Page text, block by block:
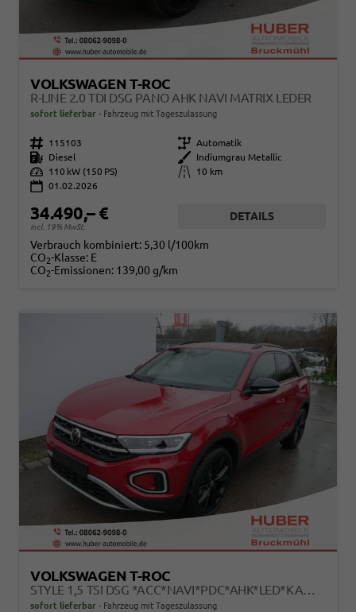
VOLKSWAGEN T-ROC
R-LINE 2.0 TDI DSG PANO AHK NAVI MATRIX LEDER
sofort lieferbar Fahrzeug mit Tageszulassung
Fahrzeugnr. 115103 Getriebe Automatik
Kraftstoff
Diesel Außenfarbe
Indiumgrau Metallic
Leistung
110 kW (150 PS) Kilometerstand
10 km
01.02.2026
34.490,– €
incl. 19% MwSt.
DETAILS
Verbrauch kombiniert: 5,30 l/100km
CO2-Klasse: E
CO2-Emissionen: 139,00 g/km
VOLKSWAGEN T-ROC
STYLE 1,5 TSI DSG *ACC*NAVI*PDC*AHK*LED*KAMERA*TEMPOMAT*19-ZOLL
sofort lieferbar Fahrzeug mit Tageszulassung